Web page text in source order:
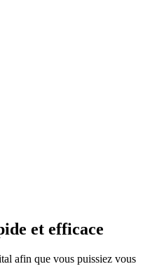
et efficace
afin que vous puissiez vous